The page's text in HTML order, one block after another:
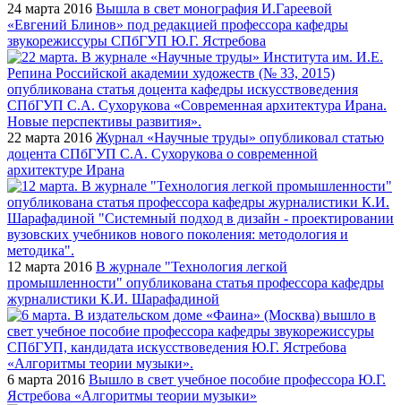
24 марта 2016 Вышла в свет монография И.Гареевой
«Евгений Блинов» под редакцией профессора кафедры
звукорежиссуры СПбГУП Ю.Г. Ястребова
22 марта 2016 Журнал «Научные труды» опубликовал статью
доцента СПбГУП С.А. Сухорукова о современной
архитектуре Ирана
12 марта 2016 В журнале "Технология легкой
промышленности" опубликована статья профессора кафедры
журналистики К.И. Шарафадиной
6 марта 2016 Вышло в свет учебное пособие профессора Ю.Г.
Ястребова «Алгоритмы теории музыки»